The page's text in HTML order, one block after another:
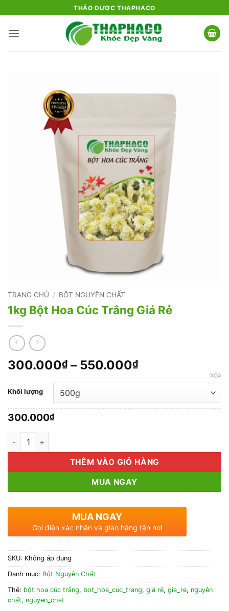
qua
nội
THẢO DƯỢC THAPHACO
TRANG CHỦ / BỘT NGUYÊN CHẤT
1kg Bột Hoa Cúc Trắng Giá Rẻ
300.000₫ – 550.000₫Khoảng
300.000₫
đến
Khối lượng
XÓA
300.000₫
1kg Bột Hoa Cúc Trắng Giá Rẻ số lượng
THÊM VÀO GIỎ HÀNG
MUA NGAY
MUA NGAY
Gọi điện xác nhận và giao hàng tận nơi
SKU: Không áp dụng
Danh mục: Bột Nguyên Chất
Thẻ: bột hoa cúc trắng, bot_hoa_cuc_trang, giá rẻ, gia_re, nguyên
chất, nguyen_chat